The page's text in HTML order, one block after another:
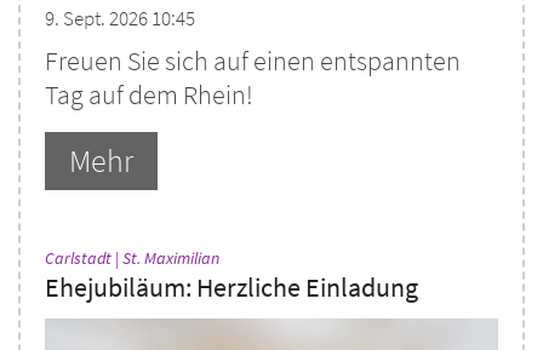
9. Sept. 2026 10:45
Freuen Sie sich auf einen entspannten
Tag auf dem Rhein!
Mehr
Carlstadt | St. Maximilian:
Ehejubiläum: Herzliche Einladung